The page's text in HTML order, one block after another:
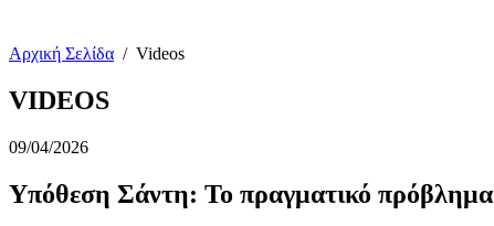
Αρχική Σελίδα / Videos
VIDEOS
09/04/2026
Υπόθεση Σάντη: Το πραγματικό πρόβλημα